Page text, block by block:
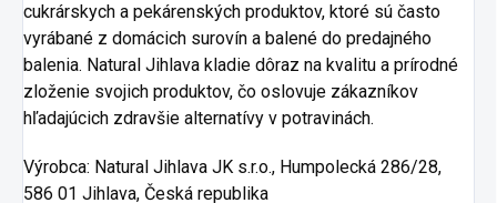
cukrárskych a pekárenských produktov, ktoré sú často
vyrábané z domácich surovín a balené do predajného
balenia. Natural Jihlava kladie dôraz na kvalitu a prírodné
zloženie svojich produktov, čo oslovuje zákazníkov
hľadajúcich zdravšie alternatívy v potravinách.
Výrobca: Natural Jihlava JK s.r.o., Humpolecká 286/28,
586 01 Jihlava, Česká republika